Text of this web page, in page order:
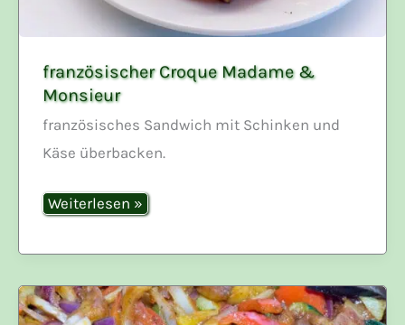
französischer Croque Madame &
Monsieur
französisches Sandwich mit Schinken und
Käse überbacken.
französischer
Croque
Monsieur
Weiterlesen »